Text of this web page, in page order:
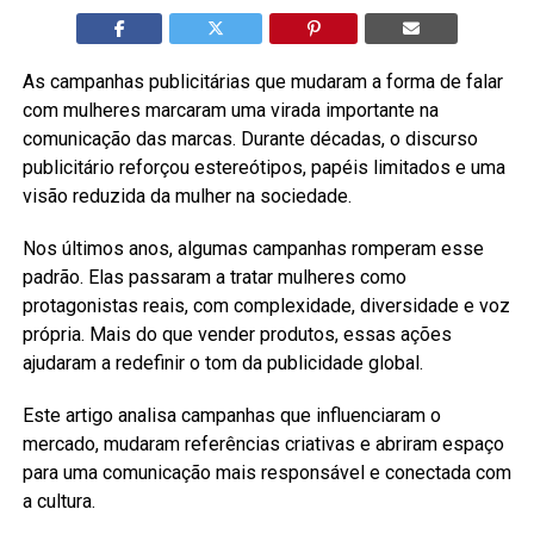
As campanhas publicitárias que mudaram a forma de falar
com mulheres marcaram uma virada importante na
comunicação das marcas. Durante décadas, o discurso
publicitário reforçou estereótipos, papéis limitados e uma
visão reduzida da mulher na sociedade.
Nos últimos anos, algumas campanhas romperam esse
padrão. Elas passaram a tratar mulheres como
protagonistas reais, com complexidade, diversidade e voz
própria. Mais do que vender produtos, essas ações
ajudaram a redefinir o tom da publicidade global.
Este artigo analisa campanhas que influenciaram o
mercado, mudaram referências criativas e abriram espaço
para uma comunicação mais responsável e conectada com
a cultura.